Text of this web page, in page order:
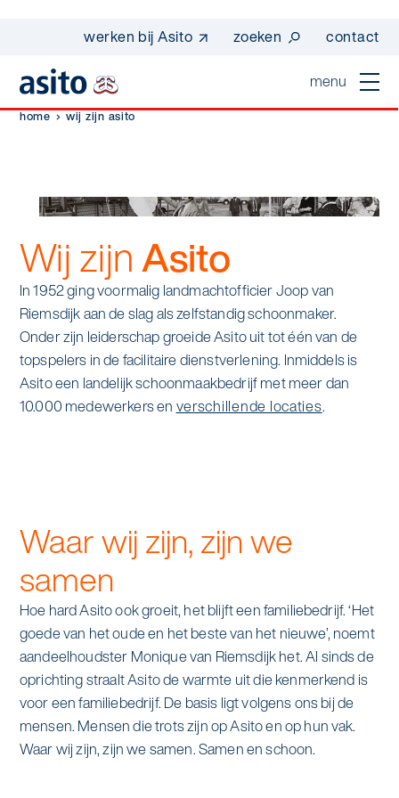
werken bij Asito zoeken contact
menu
werken bij asito
one go - werk beter samen met one go
co2-uitstoot rapportage 2023
op weg naar volledig circulair in 2030 met
duurzame bedrijfskleding
home
Interieurreiniging
Vloerreiniging
Schoonmaak
Specialistische schoonmaak
Reinigen en coaten van RVS
Aanvullende diensten
One Go
Zorgondersteuning
Vloermeester van One Go
sectoren
In de buurt
Industrie
Mobiliteit
Recreatie
Retail
Zakelijk
Zorg
wij zijn Asito
Wij zijn Asito
Ons verhaal
Locaties
Nieuws
Artikelen
Kennisbank
Contact
home wij zijn asito
Wij zijnAsito
In 1952 ging voormalig landmachtofficier Joop van
Riemsdijk aan de slag als zelfstandig schoonmaker.
Onder zijn leiderschap groeide Asito uit tot één van de
topspelers in de facilitaire dienstverlening. Inmiddels is
Asito een landelijk schoonmaakbedrijf met meer dan
10.000 medewerkers en verschillende locaties.
Waar wij zijn, zijn we
samen
Hoe hard Asito ook groeit, het blijft een familiebedrijf. ‘Het
goede van het oude en het beste van het nieuwe’, noemt
aandeelhoudster Monique van Riemsdijk het. Al sinds de
oprichting straalt Asito de warmte uit die kenmerkend is
voor een familiebedrijf. De basis ligt volgens ons bij de
mensen. Mensen die trots zijn op Asito en op hun vak.
Waar wij zijn, zijn we samen. Samen en schoon.